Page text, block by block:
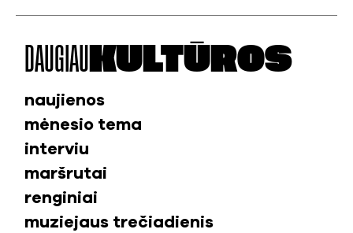
DAUGIAU KULTŪROS
naujienos
mėnesio tema
interviu
maršrutai
renginiai
muziejaus trečiadienis